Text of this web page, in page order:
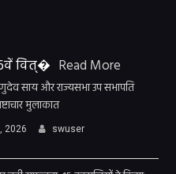
वित्� Read More
साय और राज्यसभा उप सभापति
मुलाकात
2026 swuser